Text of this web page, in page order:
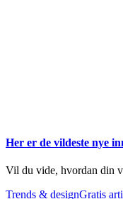
Her er de vildeste nye
Vil du vide, hvordan din
Trends & designGratis